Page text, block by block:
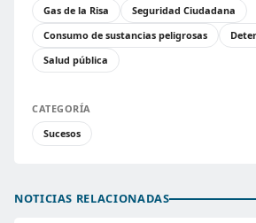
Gas de la Risa
Seguridad Ciudadana
Consumo de sustancias peligrosas
Salud pública
CATEGORÍA
Sucesos
NOTICIAS RELACIONADAS